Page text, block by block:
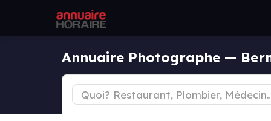
Annuaire Photographe —